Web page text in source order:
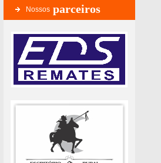
Nossos parceiros